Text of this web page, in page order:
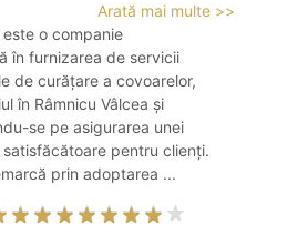
Arată mai multe >>
o companie
în furnizarea de servicii
de curățare a covoarelor,
în Râmnicu Vâlcea și
se pe asigurarea unei
pentru clienți.
prin adoptarea ...